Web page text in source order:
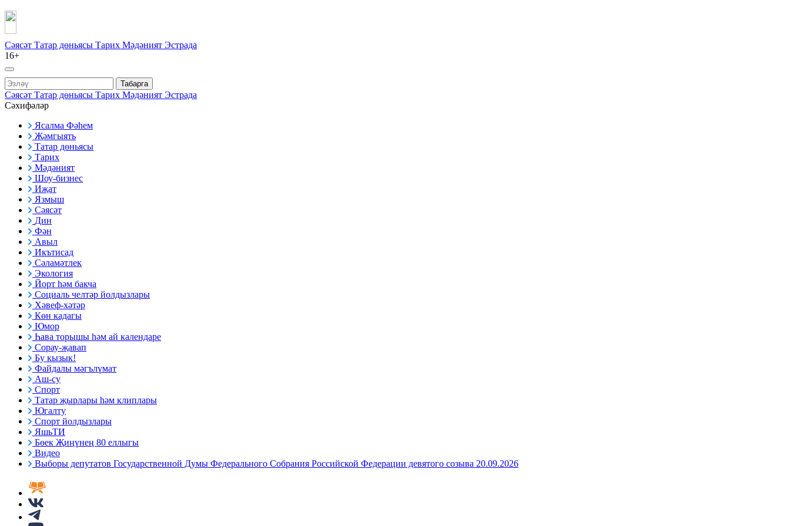
Сәясәт Татар дөньясы Тарих Мәдәният Эстрада
16+
Табарга
Сәясәт Татар дөньясы Тарих Мәдәният Эстрада
Сәхифәләр
Ясалма Фәһем
Җәмгыять
Татар дөньясы
Тарих
Мәдәният
Шоу-бизнес
Иҗат
Язмыш
Сәясәт
Дин
Фән
Авыл
Икътисад
Сәламәтлек
Экология
Йорт һәм бакча
Социаль челтәр йолдызлары
Хәвеф-хәтәр
Көн кадагы
Юмор
Һава торышы һәм ай календаре
Сорау-җавап
Бу кызык!
Файдалы мәгълүмат
Аш-су
Спорт
Татар җырлары һәм клиплары
Югалту
Спорт йолдызлары
ЯшьТИ
Бөек Җиңүнең 80 еллыгы
Видео
Выборы депутатов Государственной Думы Федерального Собрания Российской Федерации девятого созыва 20.09.2026